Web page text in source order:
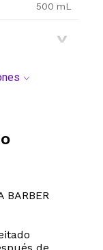
500 mL
BARBER